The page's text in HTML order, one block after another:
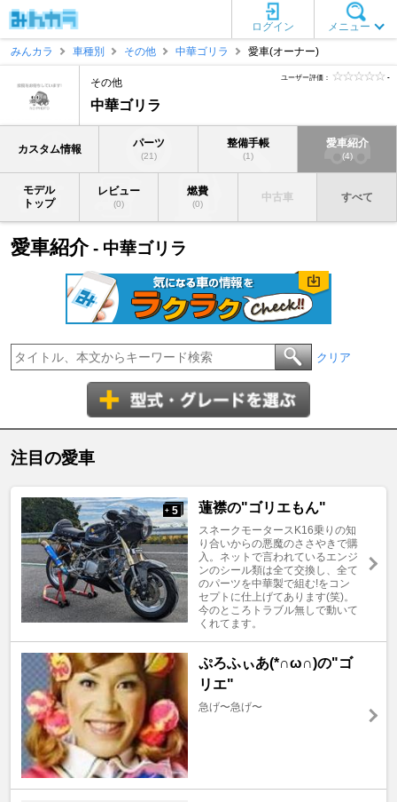
メニュー
ログイン
みんカラ
車種別 その他 中華ゴリラ 愛車(オーナー)
その他
中華ゴリラ
ユーザー評価： -
カスタム情報 パーツ
(21)
整備手帳
(1)
愛車紹介
(4)
モデル
トップ
レビュー
(0)
燃費
(0)
中古車 すべて
愛車紹介- 中華ゴリラ
クリア
注目の愛車
+ 5 蓮襟の"ゴリエもん"
スネークモータースK16乗りの知
り合いからの悪魔のささやきで購
入。ネットで言われているエンジ
ンのシール類は全て交換し、全て
のパーツを中華製で組む!をコン
セプトに仕上げてあります(笑)。
今のところトラブル無しで動いて
くれてます。
ぷろふぃあ(*∩ω∩)の"ゴ
リエ"
急げ〜急げ〜